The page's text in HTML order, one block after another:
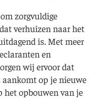
zorgvuldige
verhuizen naar het
is. Met meer
en
wij ervoor dat
op je nieuwe
het opbouwen van je